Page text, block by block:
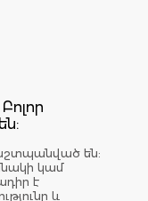
են:
կամ
է
և